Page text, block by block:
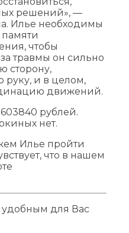
решений», —
Илье необходимы
чтобы
травмы он сильно
сторону,
руку, и в целом,
движений.
рублей.
нет.
Илье пройти
что в нашем
для Вас